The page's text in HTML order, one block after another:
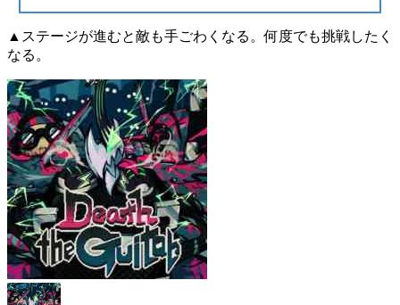
▲ステージが進むと敵も手ごわくなる。何度でも挑戦したく
なる。